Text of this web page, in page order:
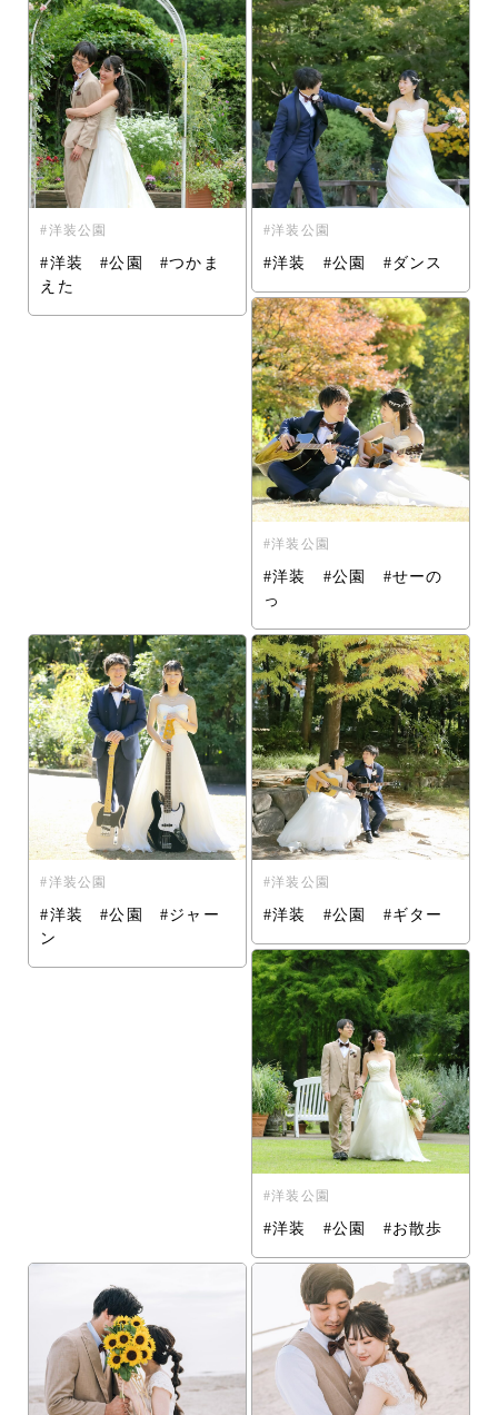
洋装公園
#洋装 #公園 #つかま
えた
洋装公園
#洋装 #公園 #ダンス
洋装公園
#洋装 #公園 #せーの
っ
洋装公園
#洋装 #公園 #ジャー
ン
洋装公園
#洋装 #公園 #ギター
洋装公園
#洋装 #公園 #お散歩